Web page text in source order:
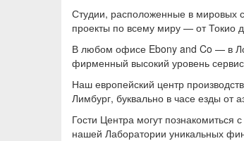
Студии, расположенные в мировых
проекты по всему миру — от Токио
В любом офисе Ebony and Co — в
фирменный высокий уровень
Наш европейский центр
Лимбург, буквально в часе езды
Гости Центра могут
нашей Лаборатории уникальных